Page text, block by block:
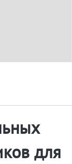
для